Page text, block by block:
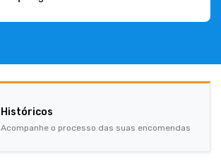
Históricos
Acompanhe o processo das suas encomendas